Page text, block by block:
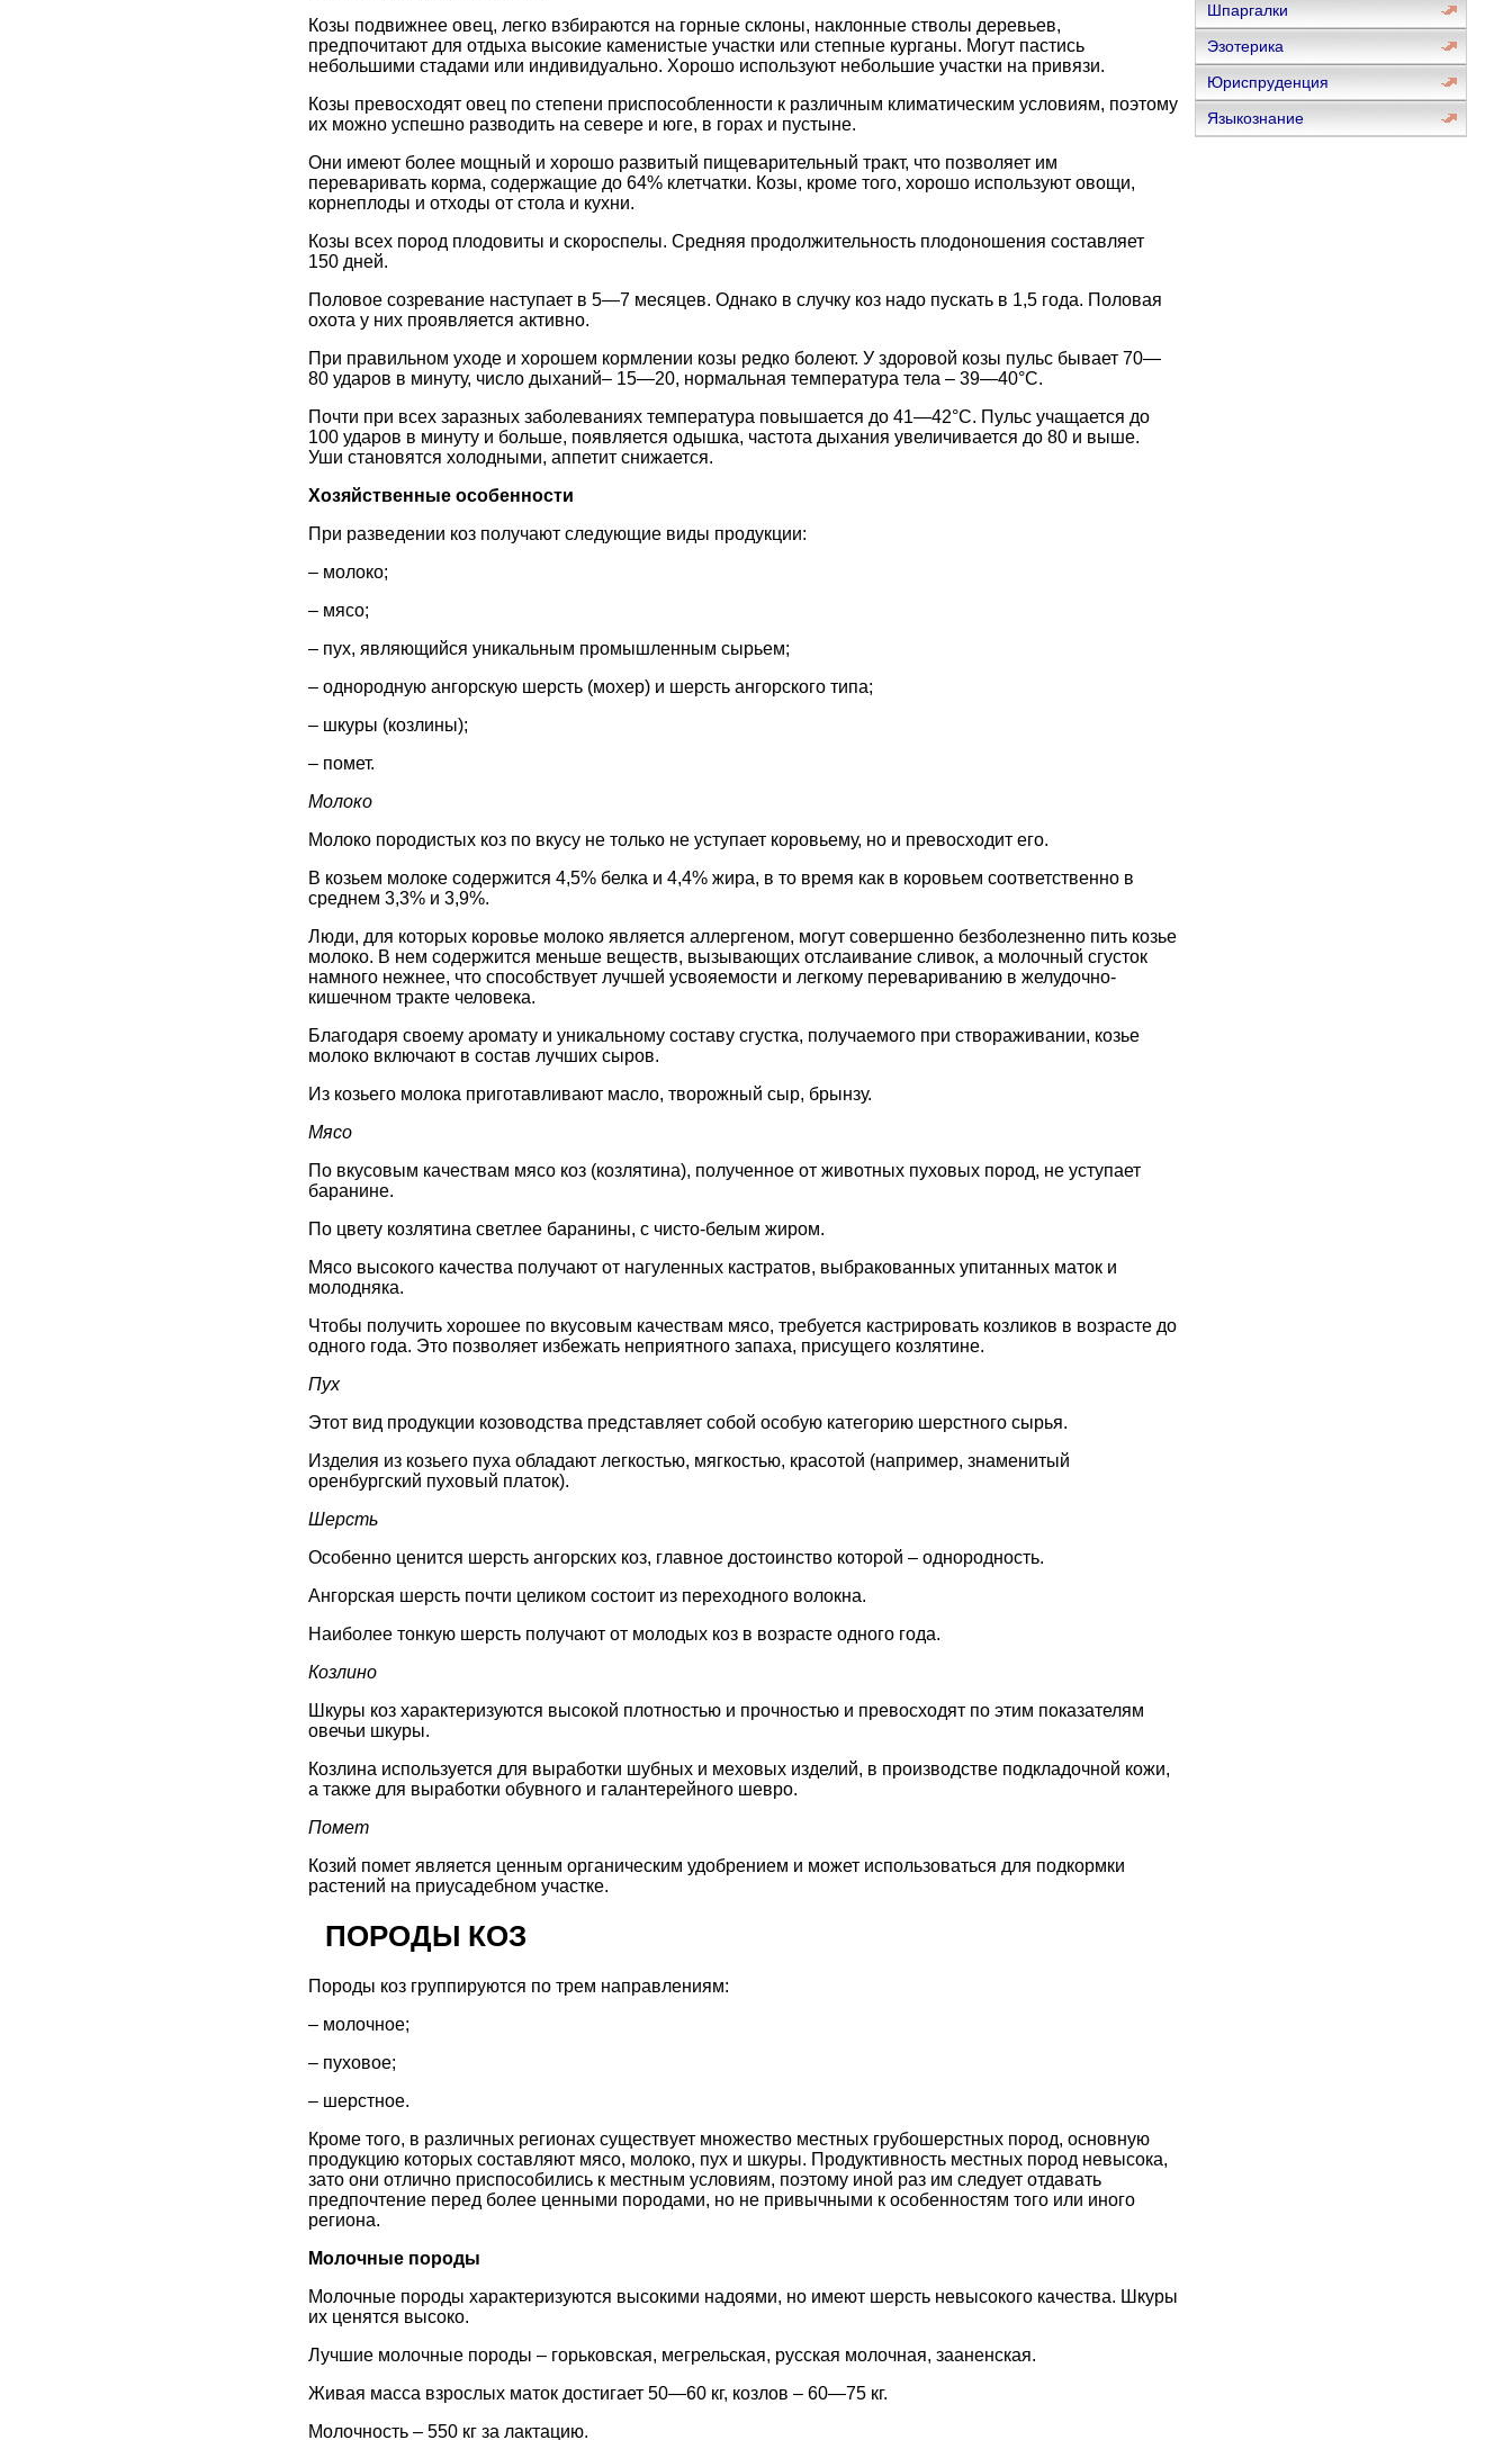
Козы подвижнее овец, легко взбираются на горные склоны, наклонные стволы деревьев,
предпочитают для отдыха высокие каменистые участки или степные курганы. Могут пастись
небольшими стадами или индивидуально. Хорошо используют небольшие участки на привязи.
Козы превосходят овец по степени приспособленности к различным климатическим условиям, поэтому
их можно успешно разводить на севере и юге, в горах и пустыне.
Они имеют более мощный и хорошо развитый пищеварительный тракт, что позволяет им
переваривать корма, содержащие до 64% клетчатки. Козы, кроме того, хорошо используют овощи,
корнеплоды и отходы от стола и кухни.
Козы всех пород плодовиты и скороспелы. Средняя продолжительность плодоношения составляет
150 дней.
Половое созревание наступает в 5—7 месяцев. Однако в случку коз надо пускать в 1,5 года. Половая
охота у них проявляется активно.
При правильном уходе и хорошем кормлении козы редко болеют. У здоровой козы пульс бывает 70—
80 ударов в минуту, число дыханий– 15—20, нормальная температура тела – 39—40°С.
Почти при всех заразных заболеваниях температура повышается до 41—42°С. Пульс учащается до
100 ударов в минуту и больше, появляется одышка, частота дыхания увеличивается до 80 и выше.
Уши становятся холодными, аппетит снижается.
Хозяйственные особенности
При разведении коз получают следующие виды продукции:
– молоко;
– мясо;
– пух, являющийся уникальным промышленным сырьем;
– однородную ангорскую шерсть (мохер) и шерсть ангорского типа;
– шкуры (козлины);
– помет.
Молоко
Молоко породистых коз по вкусу не только не уступает коровьему, но и превосходит его.
В козьем молоке содержится 4,5% белка и 4,4% жира, в то время как в коровьем соответственно в
среднем 3,3% и 3,9%.
Люди, для которых коровье молоко является аллергеном, могут совершенно безболезненно пить козье
молоко. В нем содержится меньше веществ, вызывающих отслаивание сливок, а молочный сгусток
намного нежнее, что способствует лучшей усвояемости и легкому перевариванию в желудочно-
кишечном тракте человека.
Благодаря своему аромату и уникальному составу сгустка, получаемого при створаживании, козье
молоко включают в состав лучших сыров.
Из козьего молока приготавливают масло, творожный сыр, брынзу.
Мясо
По вкусовым качествам мясо коз (козлятина), полученное от животных пуховых пород, не уступает
баранине.
По цвету козлятина светлее баранины, с чисто-белым жиром.
Мясо высокого качества получают от нагуленных кастратов, выбракованных упитанных маток и
молодняка.
Чтобы получить хорошее по вкусовым качествам мясо, требуется кастрировать козликов в возрасте до
одного года. Это позволяет избежать неприятного запаха, присущего козлятине.
Пух
Этот вид продукции козоводства представляет собой особую категорию шерстного сырья.
Изделия из козьего пуха обладают легкостью, мягкостью, красотой (например, знаменитый
оренбургский пуховый платок).
Шерсть
Особенно ценится шерсть ангорских коз, главное достоинство которой – однородность.
Ангорская шерсть почти целиком состоит из переходного волокна.
Наиболее тонкую шерсть получают от молодых коз в возрасте одного года.
Козлино
Шкуры коз характеризуются высокой плотностью и прочностью и превосходят по этим показателям
овечьи шкуры.
Козлина используется для выработки шубных и меховых изделий, в производстве подкладочной кожи,
а также для выработки обувного и галантерейного шевро.
Помет
Козий помет является ценным органическим удобрением и может использоваться для подкормки
растений на приусадебном участке.
ПОРОДЫ КОЗ
Породы коз группируются по трем направлениям:
– молочное;
– пуховое;
– шерстное.
Кроме того, в различных регионах существует множество местных грубошерстных пород, основную
продукцию которых составляют мясо, молоко, пух и шкуры. Продуктивность местных пород невысока,
зато они отлично приспособились к местным условиям, поэтому иной раз им следует отдавать
предпочтение перед более ценными породами, но не привычными к особенностям того или иного
региона.
Молочные породы
Молочные породы характеризуются высокими надоями, но имеют шерсть невысокого качества. Шкуры
их ценятся высоко.
Лучшие молочные породы – горьковская, мегрельская, русская молочная, зааненская.
Живая масса взрослых маток достигает 50—60 кг, козлов – 60—75 кг.
Молочность – 550 кг за лактацию.
Шпаргалки
Эзотерика
Юриспруденция
Языкознание